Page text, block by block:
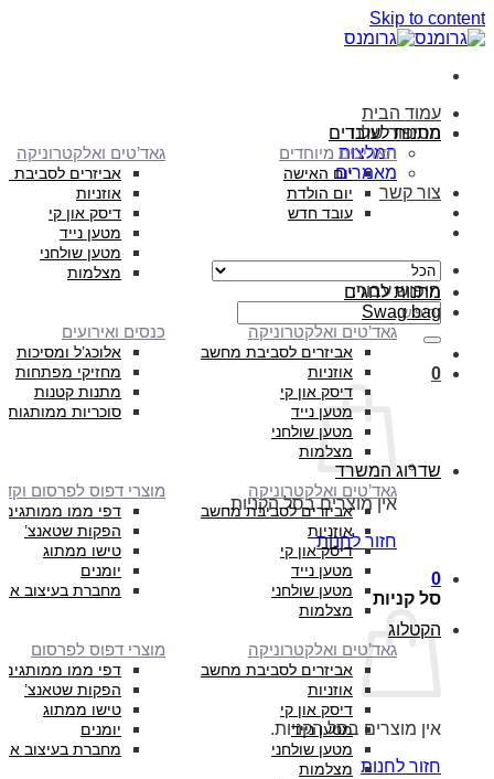
Skip to content
עמוד הבית
הסיפור שלנו
המלצות
מאמרים
צור קשר
חיפוש עבור:
0
אין מוצרים בסל הקניות.
חזור לחנות
0
סל קניות
אין מוצרים בסל הקניות.
חזור לחנות
מתנות לעובדים
תאריכים מיוחדים
יום האישה
יום הולדת
עובד חדש
גאד’טים ואלקטרוניקה
אביזרים לסביבת
אוזניות
דיסק און קי
מטען נייד
מטען שולחני
מצלמות
מתנות לחגים
Swag bag
גאד’טים ואלקטרוניקה
אביזרים לסביבת מחשב
אוזניות
דיסק און קי
מטען נייד
מטען שולחני
מצלמות
כנסים ואירועים
אלוכג’ל ומסיכות
מחזיקי מפתחות
מתנות קטנות
סוכריות ממותגות
שדרוג המשרד
גאד’טים ואלקטרוניקה
אביזרים לסביבת מחשב
אוזניות
דיסק און קי
מטען נייד
מטען שולחני
מצלמות
מוצרי דפוס לפרסום
דפי ממו ממותגים
הפקות שטאנצ’
טישו ממתוג
יומנים
מחברת בעיצוב
הקטלוג
גאד’טים ואלקטרוניקה
אביזרים לסביבת מחשב
אוזניות
דיסק און קי
מטען נייד
מטען שולחני
מצלמות
מוצרי דפוס לפרסום
דפי ממו ממותגים
הפקות שטאנצ’
טישו ממתוג
יומנים
מחברת בעיצוב